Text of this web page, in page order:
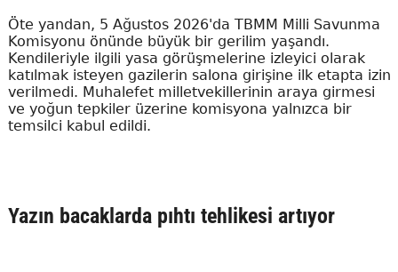
Öte yandan, 5 Ağustos 2026'da TBMM Milli Savunma
Komisyonu önünde büyük bir gerilim yaşandı.
Kendileriyle ilgili yasa görüşmelerine izleyici olarak
katılmak isteyen gazilerin salona girişine ilk etapta izin
verilmedi. Muhalefet milletvekillerinin araya girmesi
ve yoğun tepkiler üzerine komisyona yalnızca bir
temsilci kabul edildi.
Yazın bacaklarda pıhtı tehlikesi artıyor